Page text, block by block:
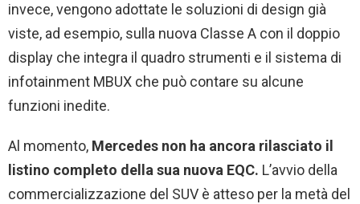
invece, vengono adottate le soluzioni di design già
viste, ad esempio, sulla nuova Classe A con il doppio
display che integra il quadro strumenti e il sistema di
infotainment MBUX che può contare su alcune
funzioni inedite.
Al momento, Mercedes non ha ancora rilasciato il
listino completo della sua nuova EQC. L’avvio della
commercializzazione del SUV è atteso per la metà del